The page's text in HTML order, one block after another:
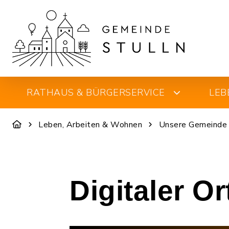
RATHAUS & BÜRGERSERVICE
Leben, Arbeiten & Wohnen Unsere Gemeinde
Digitaler